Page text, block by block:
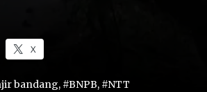
X
bandang, #BNPB, #NTT